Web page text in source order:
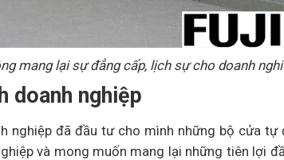
mang lại sự đẳng cấp, lịch sự cho doanh
doanh nghiệp
nghiệp đã đầu tư cho mình những bộ cửa
và mong muốn mang lại những tiên lợi